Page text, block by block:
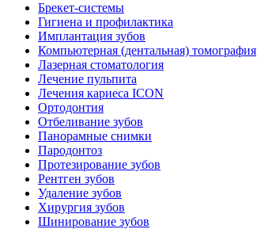
Брекет-системы
Гигиена и профилактика
Имплантация зубов
Компьютерная (дентальная) томография
Лазерная стоматология
Лечение пульпита
Лечения кариеса ICON
Ортодонтия
Отбеливание зубов
Панорамные снимки
Пародонтоз
Протезирование зубов
Рентген зубов
Удаление зубов
Хирургия зубов
Шинирование зубов